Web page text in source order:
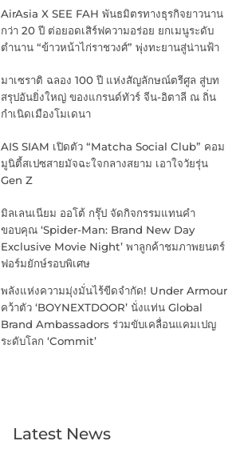
AirAsia X SEE FAH พันธมิตรทางธุรกิจยาวนาน
กว่า 20 ปี ต่อยอดเสิร์ฟความอร่อย ยกเมนูระดับ
ตำนาน “ข้าวหน้าไก่ราชวงศ์” พุ่งทะยานสู่น่านฟ้า
มาเซราติ ฉลอง 100 ปี แห่งสัญลักษณ์ตรีศูล สู่บท
สรุปอันยิ่งใหญ่ ของแกรนด์ทัวร์ จีน-อิตาลี ณ ถิ่น
กำเนิดเมืองโมเดนา
AIS SIAM เปิดตัว “Matcha Social Club” คอม
มูนิตี้สเปซสายมัจฉะใจกลางสยาม เอาใจวัยรุ่น
Gen Z
มิลเลนเนียม ออโต้ กรุ๊ป จัดกิจกรรมแทนคำ
ขอบคุณ ‘Spider-Man: Brand New Day
Exclusive Movie Night’ พาลูกค้าชมภาพยนตร์
ฟอร์มยักษ์รอบพิเศษ
พลังแห่งความมุ่งมั่นไร้ขีดจำกัด! Under Armour
คว้าตัว ‘BOYNEXTDOOR’ นั่งแท่น Global
Brand Ambassadors ร่วมขับเคลื่อนแคมเปญ
ระดับโลก ‘Commit’
Latest News